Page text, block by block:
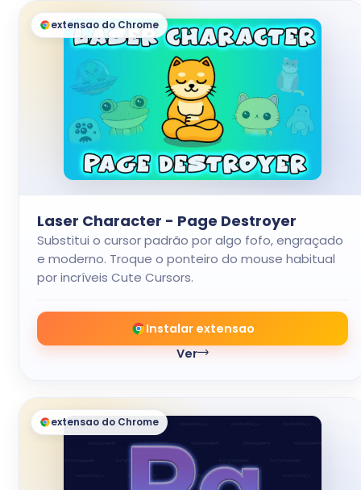
extensao do Chrome
Laser Character - Page Destroyer
Substitui o cursor padrão por algo fofo, engraçado
e moderno. Troque o ponteiro do mouse habitual
por incríveis Cute Cursors.
Instalar extensao
Ver
extensao do Chrome